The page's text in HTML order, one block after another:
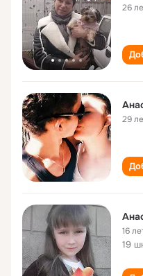
26
29
16
19